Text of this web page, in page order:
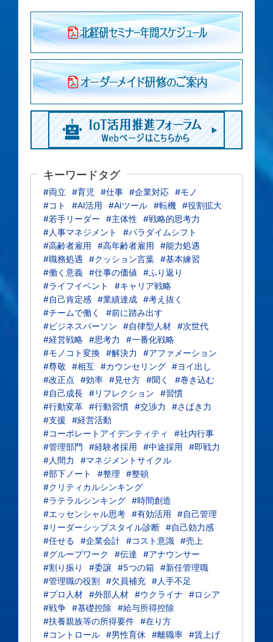
キーワードタグ
#両立 #育児 #仕事 #企業対応 #モノ
#コト
#AI活用 #AIツール #転機 #役割拡大
#若手リーダー
#主体性
#戦略的思考力
#人事マネジメント
#パラダイムシフト
#高齢者雇用
#高年齢者雇用
#能力処遇
#職務処遇
#クッション言葉 #基本練習
#働く意義 #仕事の価値
#ふり返り
#ライフイベント
#キャリア戦略
#自己肯定感 #業績達成 #考え抜く
#チームで働く
#前に踏み出す
#ビジネスパーソン
#自律型人材 #次世代
#経営戦略 #思考力
#一番化戦略
#モノコト変換 #解決力
#アファメーション
#尊敬
#相互 #カウンセリング #ヨイ出し
#改正点
#効率 #見せ方 #聞く
#巻き込む
#自己成長 #リフレクション
#習慣
#行動変革 #行動習慣 #交渉力
#さばき力
#支援
#経営活動
#コーポレートアイデンティティ
#社内行事
#管理部門
#経験者採用 #中途採用
#即戦力
#人間力
#マネジメントサイクル
#部下ノート
#整理
#整頓
#クリティカルシンキング
#ラテラルシンキング #時間創造
#エッセンシャル思考 #有効活用
#自己管理
#リーダーシップスタイル診断 #自己効力感
#任せる
#企業会計 #コスト意識 #売上
#グループワーク
#伝達
#アナウンサー
#割り振り
#委譲 #5つの箱 #新任管理職
#管理職の役割 #欠員補充 #人手不足
#プロ人材 #外部人材 #ウクライナ
#ロシア
#戦争 #基礎控除
#給与所得控除
#扶養親族等の所得要件 #在り方
#コントロール #男性育休 #離職率 #賃上げ